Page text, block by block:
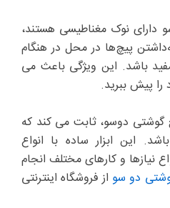
دارای نوک مغناطیسی هستند،
پیچ‌ها در محل در هنگام
باشد. این ویژگی باعث می
را پیش ببرید.
گوشتی دوسو، ثابت می کند که
این ابزار ساده با انواع
نیازها و کارهای مختلف انجام
دو سو از فروشگاه اینترنتی